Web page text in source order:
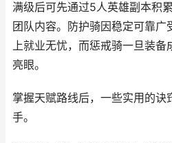
满级后可先通过5人英雄副本积
团队内容。防护骑因稳定可靠广
上就业无忧，而惩戒骑一旦装备
亮眼。
掌握天赋路线后，一些实用的诀
手。